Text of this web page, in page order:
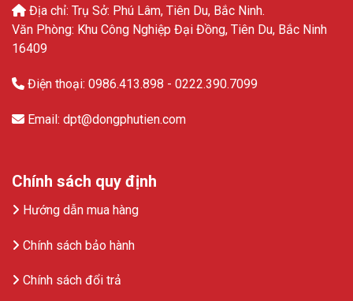
Địa chỉ: Trụ Sở: Phú Lâm, Tiên Du, Bắc Ninh.
Văn Phòng: Khu Công Nghiệp Đại Đồng, Tiên Du, Bắc Ninh
16409
Điện thoại: 0986.413.898 - 0222.390.7099
Email: dpt@dongphutien.com
Chính sách quy định
Hướng dẫn mua hàng
Chính sách bảo hành
Chính sách đổi trả